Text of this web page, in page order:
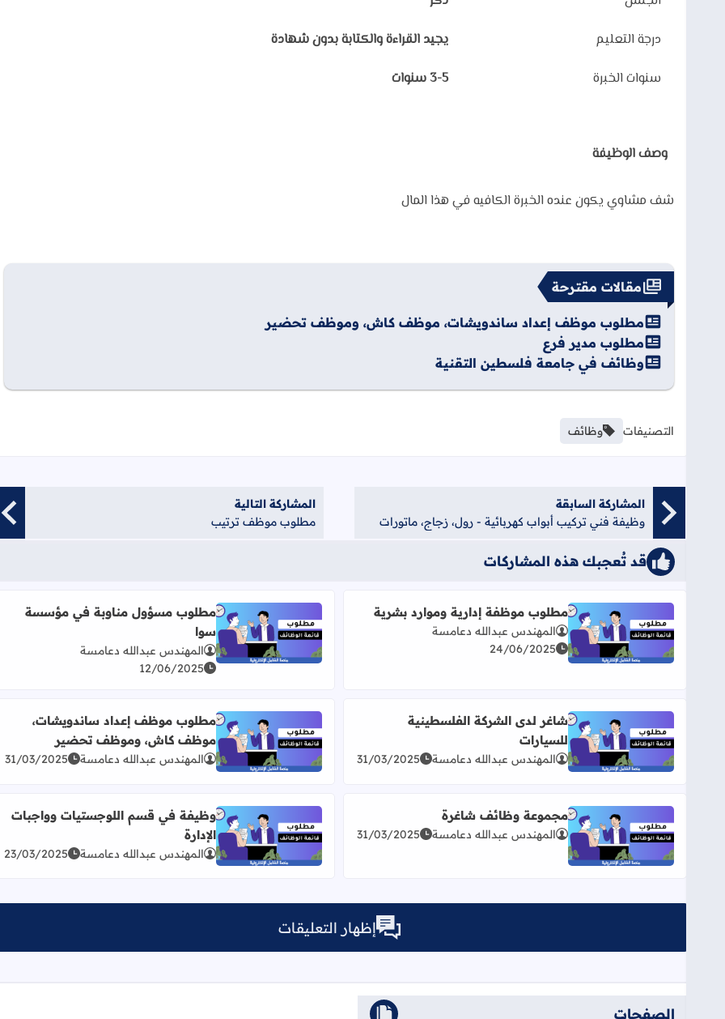
درجة التعليم
يجيد القراءة والكتابة بدون شهادة
سنوات الخبرة
3-5 سنوات
وصف الوظيفة
شف مشاوي يكون عنده الخبرة الكافيه في هذا المال
مقالات مقترحة
مطلوب موظف إعداد ساندويشات، موظف كاش، وموظف تحضير
مطلوب مدير فرع
وظائف في جامعة فلسطين التقنية
التصنيفات وظائف
المشاركة السابقة
وظيفة فني تركيب أبواب كهربائية - رول، زجاج، ماتورات
المشاركة التالية
مطلوب موظف ترتيب
قد تُعجبك هذه المشاركات
اقرأ المزيد عن مطلوب موظفة إدارية وموارد بشرية
مطلوب موظفة إدارية وموارد بشرية
المهندس عبدالله دعامسة
24/06/2025
اقرأ المزيد عن مطلوب مسؤول مناوبة في مؤسسة سوا
مطلوب مسؤول مناوبة في مؤسسة
سوا
المهندس عبدالله دعامسة
12/06/2025
اقرأ المزيد عن شاغر لدى الشركة الفلسطينية للسيارات
شاغر لدى الشركة الفلسطينية
للسيارات
المهندس عبدالله دعامسة 31/03/2025
اقرأ المزيد عن مطلوب موظف إعداد ساندويشات،
مطلوب موظف إعداد ساندويشات،
موظف كاش، وموظف تحضير
المهندس عبدالله دعامسة 31/03/2025
اقرأ المزيد عن مجموعة وظائف شاغرة
مجموعة وظائف شاغرة
المهندس عبدالله دعامسة 31/03/2025
اقرأ المزيد عن وظيفة في قسم اللوجستيات وواجبات
وظيفة في قسم اللوجستيات وواجبات
الإدارة
المهندس عبدالله دعامسة 23/03/2025
إظهار التعليقات
الصفحات